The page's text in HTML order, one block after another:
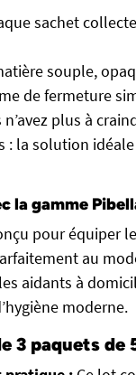
sachet
souple,
de fermeture
plus à
: la solution
gamme
pour équiper
au
aidants à
moderne.
3 paquets de